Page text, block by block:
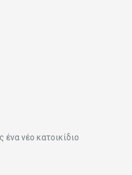
νέο κατοικίδιο